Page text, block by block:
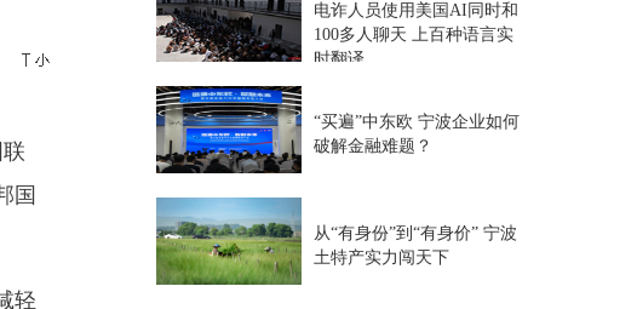
国
轻
电诈人员使用美国AI同时和
100多人聊天 上百种语言实
时翻译
“买遍”中东欧 宁波企业如何
破解金融难题？
从“有身份”到“有身价” 宁波
土特产实力闯天下